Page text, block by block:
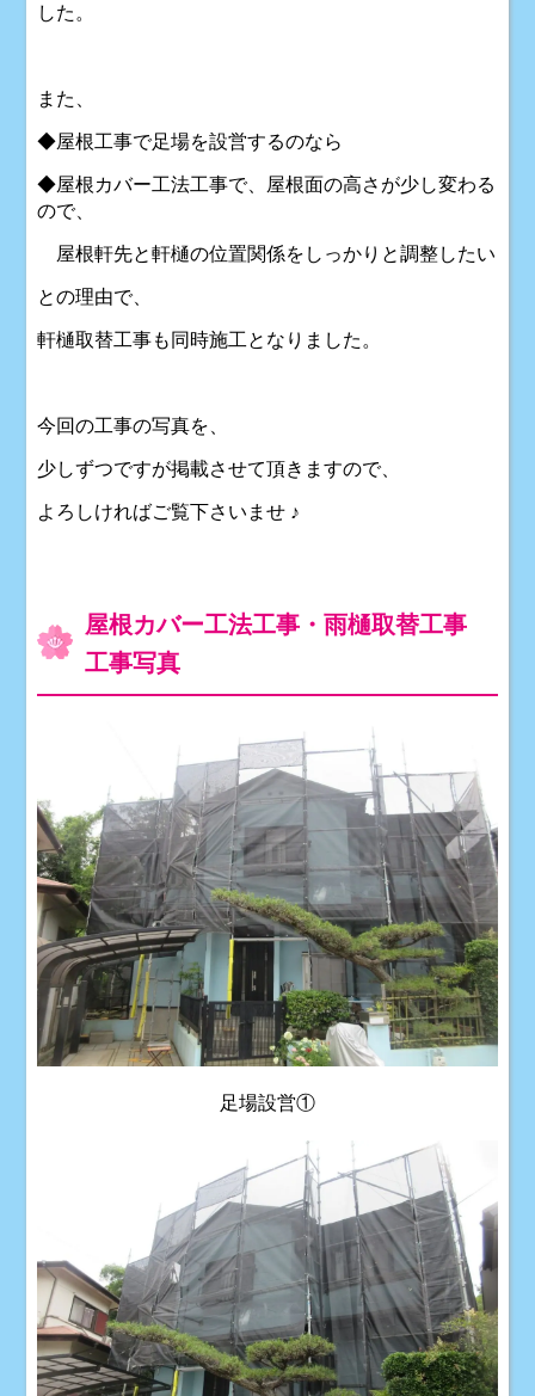
した。
また、
◆屋根工事で足場を設営するのなら
◆屋根カバー工法工事で、屋根面の高さが少し変わる
ので、
屋根軒先と軒樋の位置関係をしっかりと調整したい
との理由で、
軒樋取替工事も同時施工となりました。
今回の工事の写真を、
少しずつですが掲載させて頂きますので、
よろしければご覧下さいませ ♪
屋根カバー工法工事・雨樋取替工事
工事写真
足場設営①